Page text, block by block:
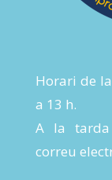
Horari de
a 13 h.
A la tarda
correu